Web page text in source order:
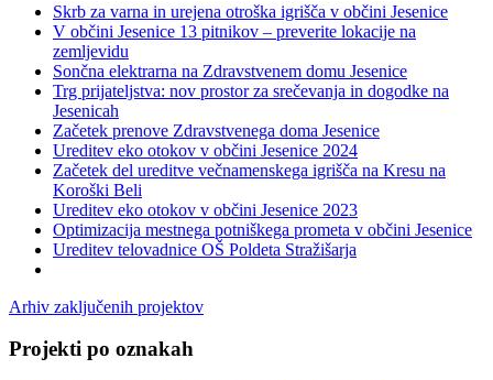
Skrb za varna in urejena otroška igrišča v občini Jesenice
V občini Jesenice 13 pitnikov – preverite lokacije na
zemljevidu
Sončna elektrarna na Zdravstvenem domu Jesenice
Trg prijateljstva: nov prostor za srečevanja in dogodke na
Jesenicah
Začetek prenove Zdravstvenega doma Jesenice
Ureditev eko otokov v občini Jesenice 2024
Začetek del ureditve večnamenskega igrišča na Kresu na
Koroški Beli
Ureditev eko otokov v občini Jesenice 2023
Optimizacija mestnega potniškega prometa v občini Jesenice
Ureditev telovadnice OŠ Poldeta Stražišarja
Arhiv zaključenih projektov
Projekti po oznakah